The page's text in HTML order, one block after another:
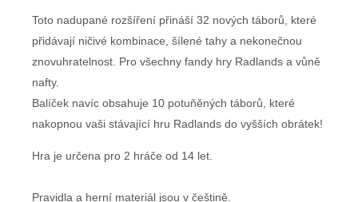
Toto nadupané rozšíření přináší 32 nových táborů, které
přidávají ničivé kombinace, šílené tahy a nekonečnou
znovuhratelnost. Pro všechny fandy hry Radlands a vůně
nafty.
Balíček navíc obsahuje 10 potuňěných táborů, které
nakopnou vaši stávající hru Radlands do vyšších obrátek!
Hra je určena pro 2 hráče od 14 let.
Pravidla a herní materiál jsou v češtině.